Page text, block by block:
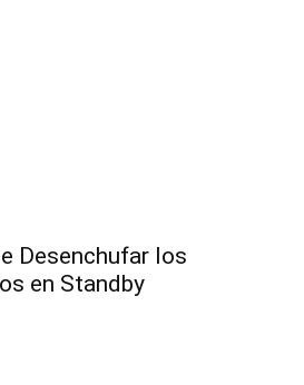
Desenchufar los
en Standby